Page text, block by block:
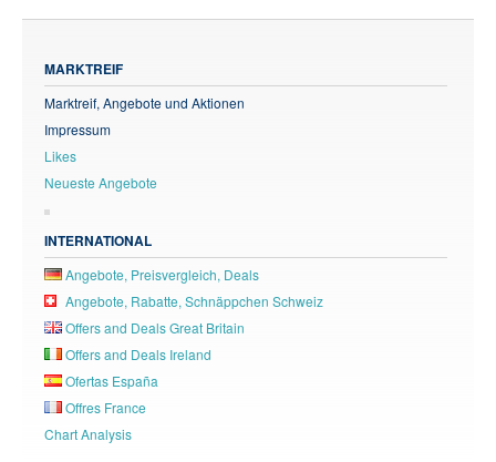
MARKTREIF
Marktreif, Angebote und Aktionen
Impressum
Likes
Neueste Angebote
INTERNATIONAL
Angebote, Preisvergleich, Deals
Angebote, Rabatte, Schnäppchen Schweiz
Offers and Deals Great Britain
Offers and Deals Ireland
Ofertas España
Offres France
Chart Analysis